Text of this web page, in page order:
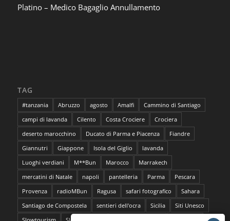
Platino – Medico Bagaglio Annullamento
TAG
#tanzania Abruzzo agosto Amalfi
Cammino di Santiago
campi di lavanda
Cilento Costa Crociere
Crociera
deserto marocchino
Ducato di Parma e Piacenza
Fiandre
Giannutri
Giappone Isola del Giglio
lavanda
Luoghi verdiani
M**Bun Marocco
Marrakech
mercatini di Natale
napoli pantelleria Parma
Pescara
Provenza
radioMBun Ragusa safari fotografico
Sahara
Santiago de Compostela
sentieri dell'ocra Sicilia
Siti Unesco